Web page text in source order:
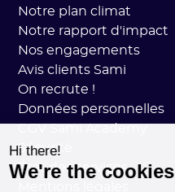
Notre plan climat
Notre rapport d'impact
Nos engagements
Avis clients Sami
On recrute !
Données personnelles
CGV Sami Academy
Sécurité
État des services
Hi there!
We're the cookies